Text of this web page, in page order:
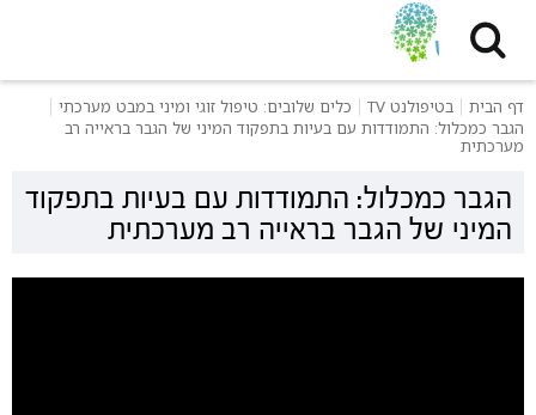
דף הבית בטיפולנט TV
כלים שלובים: טיפול זוגי ומיני במבט מערכתי
הגבר כמכלול: התמודדות עם בעיות בתפקוד המיני של הגבר בראייה רב
מערכתית
הגבר כמכלול: התמודדות עם בעיות בתפקוד
המיני של הגבר בראייה רב מערכתית